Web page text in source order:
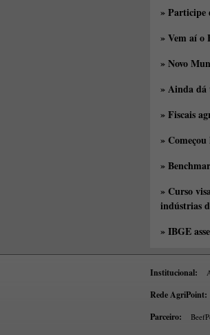
» Participe
» Vem aí o
» Novo
» Ainda dá
» Fiscais
»
»
» Curso
indústrias
» IBGE
Institucional:
Rede AgriPoint:
Parceiro: